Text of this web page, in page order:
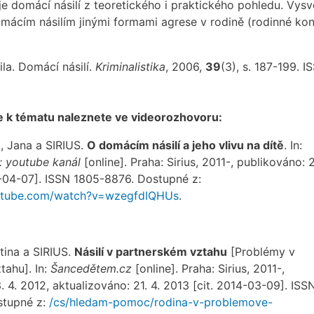
domácí násilí z teoretického i praktického pohledu.
násilím jinými formami agrese v rodině (rodinné
Domácí násilí. Kriminalistika, 2006, 39(3), s. 187-199.
k tématu naleznete ve videorozhovoru:
Jana a SIRIUS. O domácím násilí a jeho vlivu na dítě. In:
youtube kanál[online]. Praha: Sirius, 2011-, publikováno:
07]. ISSN 1805-8876. Dostupné z:
watch?v=wzegfdIQHUs.
a SIRIUS. Násilí v partnerském vztahu [Problémy v
In: Šancedětem.cz[online]. Praha: Sirius, 2011-,
4. 2012, aktualizováno: 21. 4. 2013 [cit. 2014-03-09].
z: /cs/hledam-pomoc/rodina-v-problemove-